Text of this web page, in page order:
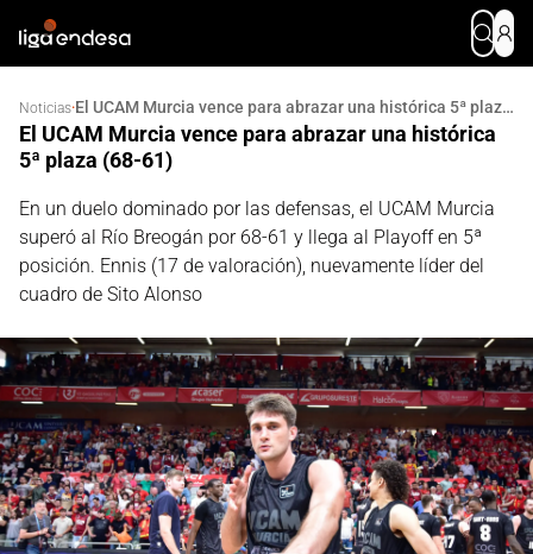
Noticias· El UCAM Murcia vence para abrazar una histórica 5ª plaza (68-61)
El UCAM Murcia vence para abrazar una histórica
5ª plaza (68-61)
En un duelo dominado por las defensas, el UCAM Murcia
superó al Río Breogán por 68-61 y llega al Playoff en 5ª
posición. Ennis (17 de valoración), nuevamente líder del
cuadro de Sito Alonso